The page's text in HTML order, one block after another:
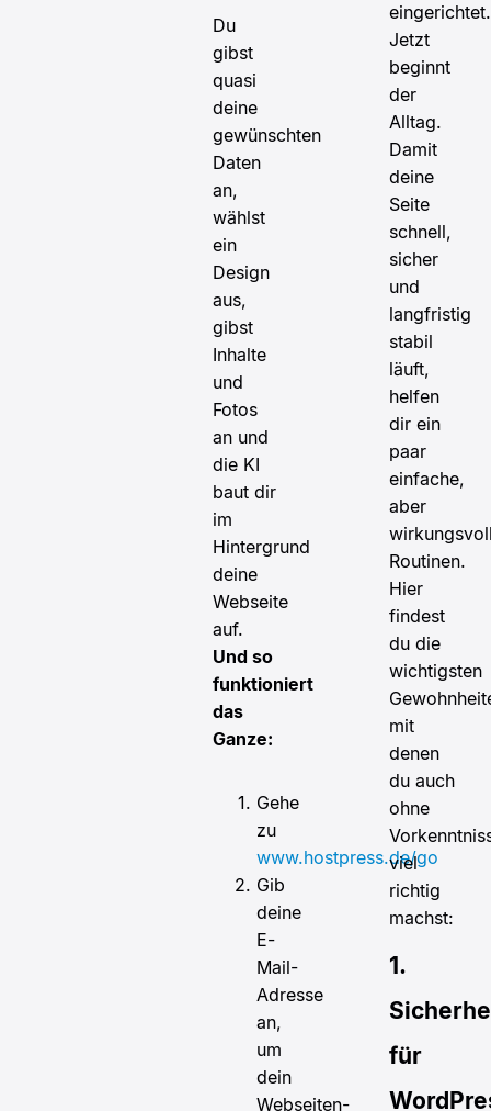
Du
gibst
quasi
deine
gewünschten
Daten
an,
wählst
ein
Design
aus,
gibst
Inhalte
und
Fotos
an und
die KI
baut dir
im
Hintergrund
deine
Webseite
auf.
Und so
funktioniert
das
Ganze:
Gehe
zu
www.hostpress.de/go
Gib
deine
E-
Mail-
Adresse
an,
um
dein
Webseiten-
eingerichtet.
Jetzt
beginnt
der
Alltag.
Damit
deine
Seite
schnell,
sicher
und
langfristig
stabil
läuft,
helfen
dir ein
paar
einfache,
aber
Routinen.
Hier
findest
du die
wichtigsten
mit
denen
du auch
ohne
viel
richtig
machst:
1.
für